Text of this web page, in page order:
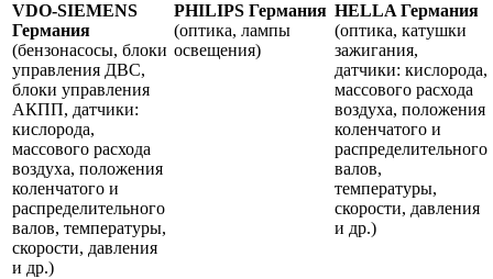
VDO-SIEMENS
Германия
(бензонасосы, блоки
управления ДВС,
блоки управления
АКПП, датчики:
кислорода,
массового расхода
воздуха, положения
коленчатого и
распределительного
валов, температуры,
скорости, давления
и др.)
PHILIPS Германия
(оптика, лампы
освещения)
HELLA Германия
(оптика, катушки
зажигания,
датчики: кислорода,
массового расхода
воздуха, положения
коленчатого и
распределительного
валов,
температуры,
скорости, давления
и др.)